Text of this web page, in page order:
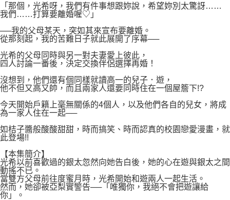
「AFTEE先享後付」，若未經同意申辦者引起之損失，本公司不負相關責
任。
４．使用「AFTEE先享後付」時，將依據個別帳號之用戶狀況，依本公司即
時審查核予不同之上限額度；若仍有額度不足之情形，本公司將視審查結果
請求用戶進行身份認證。
５．嚴禁一人註冊多個帳號或使用他人資訊註冊。若發現惡意使用之情形，
恩沛科技股份有限公司將有權停止該用戶之使用額度並採取法律行動。
宅配
每筆NT$100，滿NT$800(含以上)免運費
國家/地區配送
「那個，光希呀，我們有件事想跟妳說，希望妳別太驚訝……
我們……打算要離婚喔♡」
──我的父母某天，突如其來宣布要離婚。
從那刻起，我的苦難日子就此展開了序幕──
光希的父母同時與另一對夫妻愛上彼此，
四人討論一番後，決定交換伴侶選擇再婚！
沒想到，他們還有個同樣就讀高一的兒子．遊，
他不但又高又帥，而且兩家人還要同時住在一個屋簷下!?
今天開始戶籍上毫無關係的4個人，以及他們各自的兒女，將成
為一家人住在一起──
如桔子醬般酸酸甜甜，時而搞笑、時而認真的校園戀愛漫畫，就
此登場!!
【本集簡介】
光希以前喜歡過的銀太忽然向她告白後，她的心在遊與銀太之間
動搖不已。
當雙方父母前往度蜜月時，光希開始和遊兩人一起生活。
然而，她卻被亞梨實警告──「唯獨你，我絕不會把遊讓給
你」。